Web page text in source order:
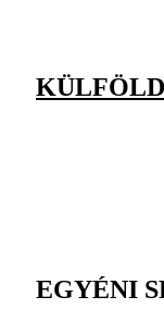
EGYÉNI